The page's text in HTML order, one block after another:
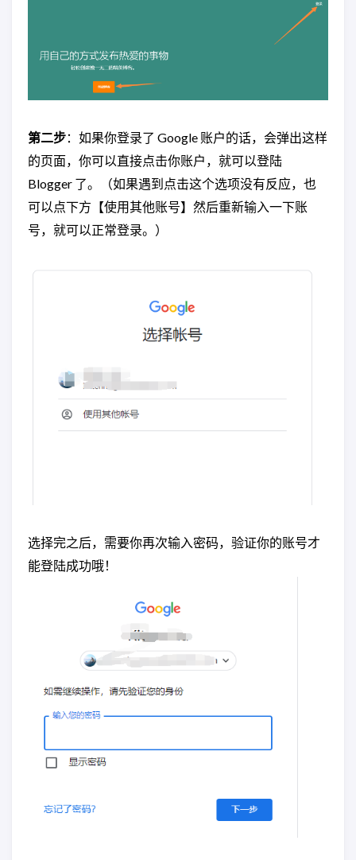
第二步：如果你登录了 Google 账户的话，会弹出这样
的页面，你可以直接点击你账户，就可以登陆
Blogger 了。（如果遇到点击这个选项没有反应，也
可以点下方【使用其他账号】然后重新输入一下账
号，就可以正常登录。）
选择完之后，需要你再次输入密码，验证你的账号才
能登陆成功哦！